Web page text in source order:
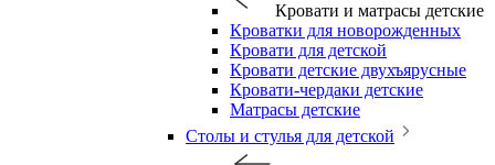
Кровати и матрасы детские
Кроватки для новорожденных
Кровати для детской
Кровати детские двухъярусные
Кровати-чердаки детские
Матрасы детские
Столы и стулья для детской